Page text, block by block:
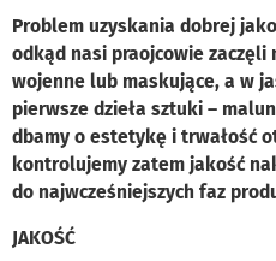
Problem uzyskania dobrej
odkąd nasi praojcowie
wojenne lub maskujące, a w
pierwsze dzieła sztuki –
dbamy o estetykę i trwałość
kontrolujemy zatem jakość
do najwcześniejszych faz
JAKOŚĆ